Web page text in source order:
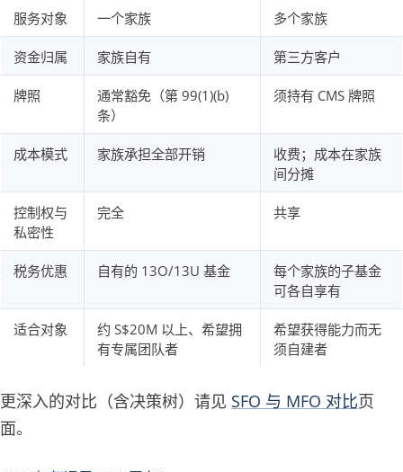
服务对象 一个家族 多个家族
资金归属 家族自有 第三方客户
牌照
通常豁免（第 99(1)(b)
条）
须持有 CMS 牌照
成本模式 家族承担全部开销
收费；成本在家族
间分摊
控制权与
私密性
完全 共享
税务优惠 自有的 13O/13U 基金
每个家族的子基金
可各自享有
适合对象
约 S$20M 以上、希望拥
有专属团队者
希望获得能力而无
须自建者
更深入的对比（含决策树）请见 SFO 与 MFO 对比页
面。